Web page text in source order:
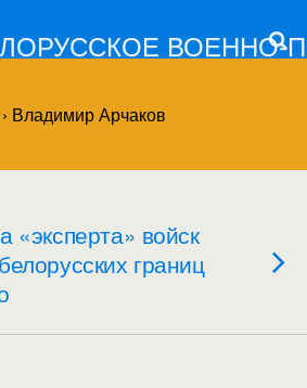
ВОЕННО-
Владимир Арчаков
«эксперта» войск
границ